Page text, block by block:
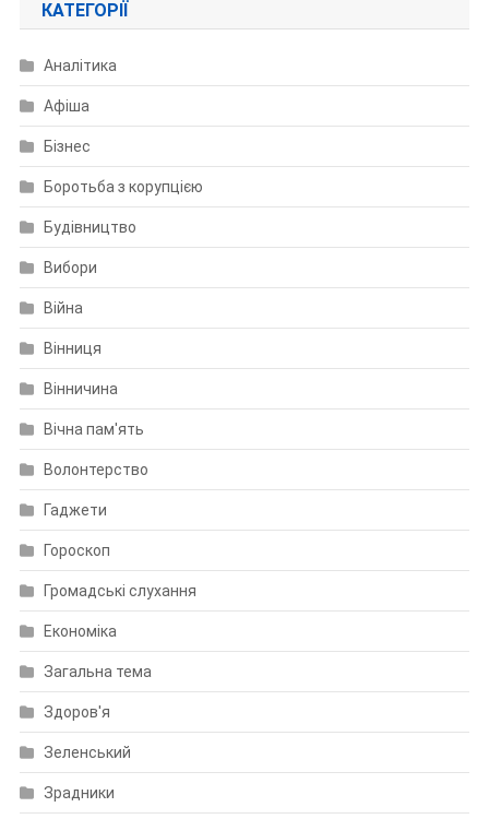
КАТЕГОРІЇ
Аналітика
Афіша
Бізнес
Боротьба з корупцією
Будівництво
Вибори
Війна
Вінниця
Вінничина
Вічна пам'ять
Волонтерство
Гаджети
Гороскоп
Громадські слухання
Економіка
Загальна тема
Здоров'я
Зеленський
Зрадники